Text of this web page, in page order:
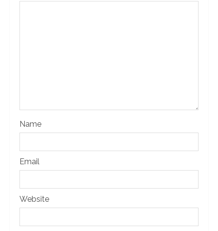
Name
Email
Website